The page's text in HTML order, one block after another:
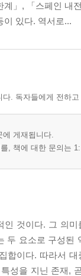
계」, 「스페인 내
이 있다. 역서로...
. 독자들에게 전하
에 게재됩니다.
, 책에 대한 문의는
것이다. 그 의
두 요소로 구성
합이다. 따라서 대
성을 지닌 존재,